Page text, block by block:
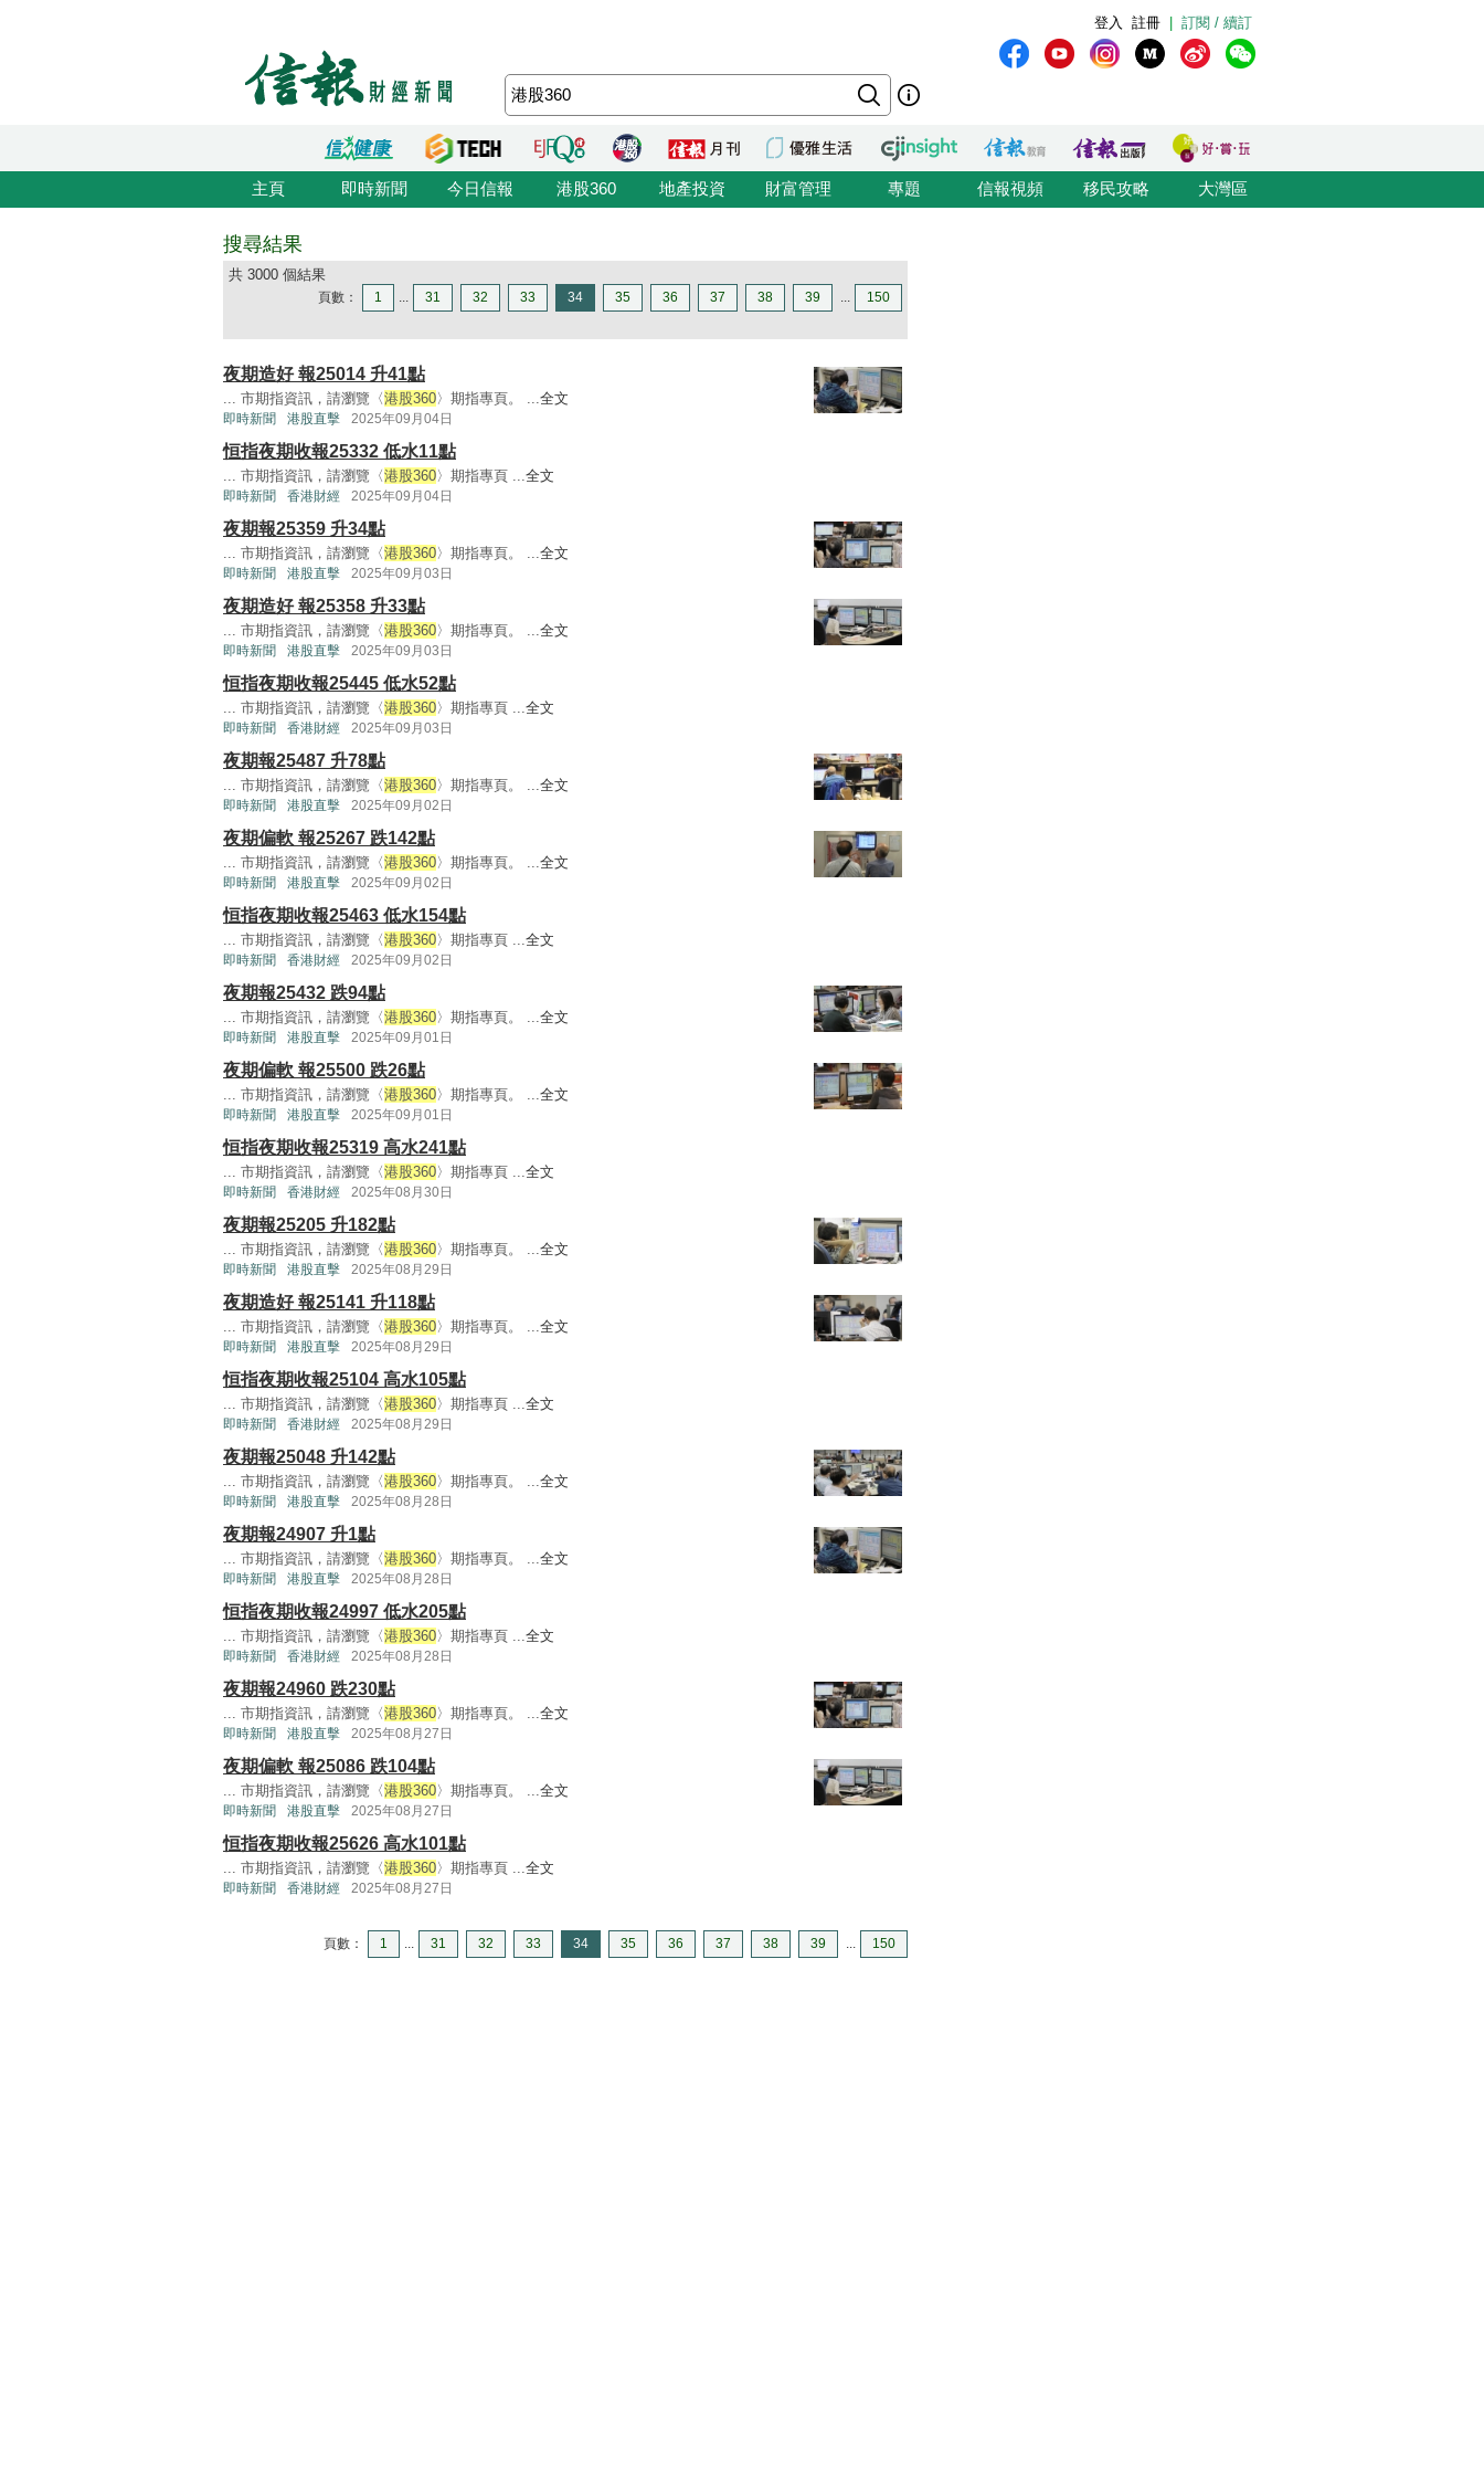
訂閱 / 續訂
註冊
登入
主頁 即時新聞 今日信報 港股360 地產投資 財富管理 專題 信報視頻 移民攻略 大灣區
搜尋結果
共 3000 個結果
頁數： 1 ... 31 32 33 34 35 36 37 38 39 ... 150
夜期造好 報25014 升41點
... 市期指資訊，請瀏覽〈港股360〉期指專頁。 ...全文
即時新聞 港股直擊 2025年09月04日
恒指夜期收報25332 低水11點
... 市期指資訊，請瀏覽〈港股360〉期指專頁 ...全文
即時新聞 香港財經 2025年09月04日
夜期報25359 升34點
... 市期指資訊，請瀏覽〈港股360〉期指專頁。 ...全文
即時新聞 港股直擊 2025年09月03日
夜期造好 報25358 升33點
... 市期指資訊，請瀏覽〈港股360〉期指專頁。 ...全文
即時新聞 港股直擊 2025年09月03日
恒指夜期收報25445 低水52點
... 市期指資訊，請瀏覽〈港股360〉期指專頁 ...全文
即時新聞 香港財經 2025年09月03日
夜期報25487 升78點
... 市期指資訊，請瀏覽〈港股360〉期指專頁。 ...全文
即時新聞 港股直擊 2025年09月02日
夜期偏軟 報25267 跌142點
... 市期指資訊，請瀏覽〈港股360〉期指專頁。 ...全文
即時新聞 港股直擊 2025年09月02日
恒指夜期收報25463 低水154點
... 市期指資訊，請瀏覽〈港股360〉期指專頁 ...全文
即時新聞 香港財經 2025年09月02日
夜期報25432 跌94點
... 市期指資訊，請瀏覽〈港股360〉期指專頁。 ...全文
即時新聞 港股直擊 2025年09月01日
夜期偏軟 報25500 跌26點
... 市期指資訊，請瀏覽〈港股360〉期指專頁。 ...全文
即時新聞 港股直擊 2025年09月01日
恒指夜期收報25319 高水241點
... 市期指資訊，請瀏覽〈港股360〉期指專頁 ...全文
即時新聞 香港財經 2025年08月30日
夜期報25205 升182點
... 市期指資訊，請瀏覽〈港股360〉期指專頁。 ...全文
即時新聞 港股直擊 2025年08月29日
夜期造好 報25141 升118點
... 市期指資訊，請瀏覽〈港股360〉期指專頁。 ...全文
即時新聞 港股直擊 2025年08月29日
恒指夜期收報25104 高水105點
... 市期指資訊，請瀏覽〈港股360〉期指專頁 ...全文
即時新聞 香港財經 2025年08月29日
夜期報25048 升142點
... 市期指資訊，請瀏覽〈港股360〉期指專頁。 ...全文
即時新聞 港股直擊 2025年08月28日
夜期報24907 升1點
... 市期指資訊，請瀏覽〈港股360〉期指專頁。 ...全文
即時新聞 港股直擊 2025年08月28日
恒指夜期收報24997 低水205點
... 市期指資訊，請瀏覽〈港股360〉期指專頁 ...全文
即時新聞 香港財經 2025年08月28日
夜期報24960 跌230點
... 市期指資訊，請瀏覽〈港股360〉期指專頁。 ...全文
即時新聞 港股直擊 2025年08月27日
夜期偏軟 報25086 跌104點
... 市期指資訊，請瀏覽〈港股360〉期指專頁。 ...全文
即時新聞 港股直擊 2025年08月27日
恒指夜期收報25626 高水101點
... 市期指資訊，請瀏覽〈港股360〉期指專頁 ...全文
即時新聞 香港財經 2025年08月27日
頁數： 1 ... 31 32 33 34 35 36 37 38 39 ... 150